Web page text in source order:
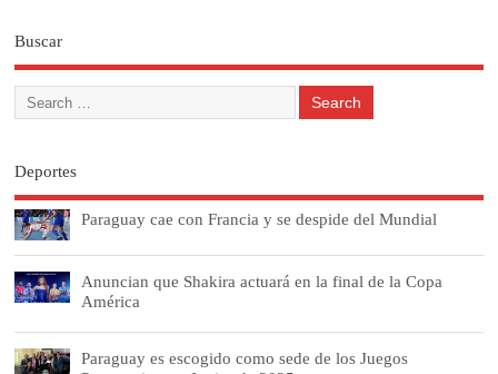
Buscar
Deportes
Paraguay cae con Francia y se despide del Mundial
Anuncian que Shakira actuará en la final de la Copa
América
Paraguay es escogido como sede de los Juegos